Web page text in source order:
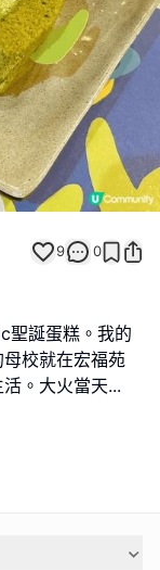
9 0
聖誕蛋糕。我的
校就在宏福苑
。大火當天...